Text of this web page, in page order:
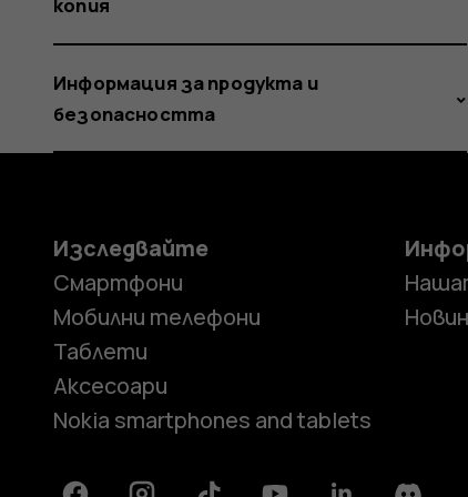
копия
Информация за продукта и
безопасността
Изследвайте
Смартфони
Мобилни телефони
Таблети
Аксесоари
Nokia smartphones and tablets